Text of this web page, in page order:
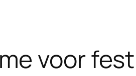
voor